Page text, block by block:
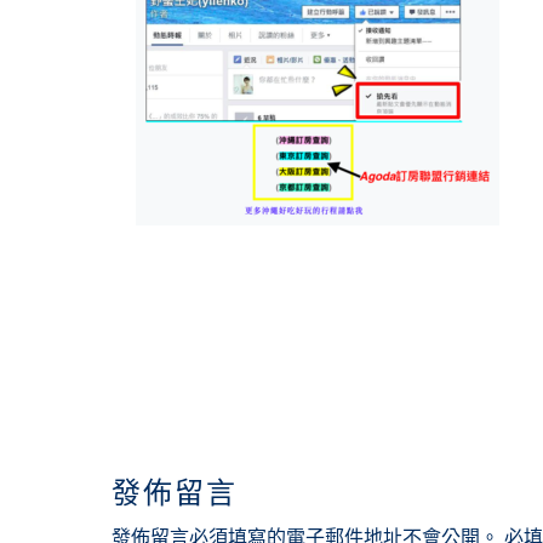
INTERACTIONS
發佈留言
發佈留言必須填寫的電子郵件地址不會公開。 必